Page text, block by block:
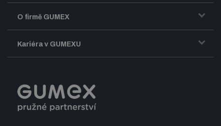
Doprava a zasílání zboží
Obchodní podmínky
Registrace a spolupráce
Firemní časopis Géčko
O firmě GUMEX
Představení firmy GUMEX
Úpravy na míru a montáže
Kariéra v GUMEXU
Volná pracovní místa